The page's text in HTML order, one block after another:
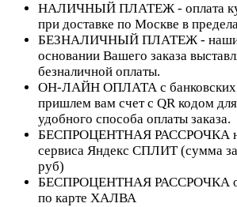
НАЛИЧНЫЙ ПЛАТЕЖ - оплата
при доставке по Москве в
БЕЗНАЛИЧНЫЙ ПЛАТЕЖ - наши
основании Вашего заказа
безналичной оплаты.
ОН-ЛАЙН ОПЛАТА с
пришлем вам счет с QR кодом
удобного способа оплаты заказа.
БЕСПРОЦЕНТНАЯ РАССРОЧКА
сервиса Яндекс СПЛИТ (сумма
руб)
БЕСПРОЦЕНТНАЯ РАССРОЧКА
по карте ХАЛВА